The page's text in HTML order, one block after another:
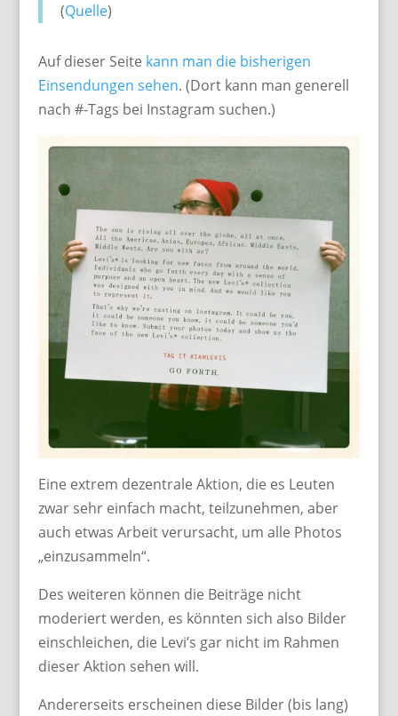
(Quelle)
Auf dieser Seite kann man die bisherigen
Einsendungen sehen. (Dort kann man generell
nach #-Tags bei Instagram suchen.)
Eine extrem dezentrale Aktion, die es Leuten
zwar sehr einfach macht, teilzunehmen, aber
auch etwas Arbeit verursacht, um alle Photos
„einzusammeln“.
Des weiteren können die Beiträge nicht
moderiert werden, es könnten sich also Bilder
einschleichen, die Levi’s gar nicht im Rahmen
dieser Aktion sehen will.
Andererseits erscheinen diese Bilder (bis lang)